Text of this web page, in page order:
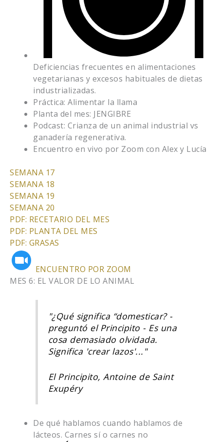
Deficiencias frecuentes en alimentaciones
vegetarianas y excesos habituales de dietas
industrializadas.
Práctica: Alimentar la llama
Planta del mes: JENGIBRE
Podcast: Crianza de un animal industrial vs
ganadería regenerativa.
Encuentro en vivo por Zoom con Alex y Lucía
SEMANA 17
SEMANA 18
SEMANA 19
SEMANA 20
PDF: RECETARIO DEL MES
PDF: PLANTA DEL MES
PDF: GRASAS
ENCUENTRO POR ZOOM
MES 6: EL VALOR DE LO ANIMAL
"¿Qué significa “domesticar? -
preguntó el Principito - Es una
cosa demasiado olvidada.
Significa 'crear lazos'..."
El Principito, Antoine de Saint
Exupéry
De qué hablamos cuando hablamos de
lácteos. Carnes sí o carnes no